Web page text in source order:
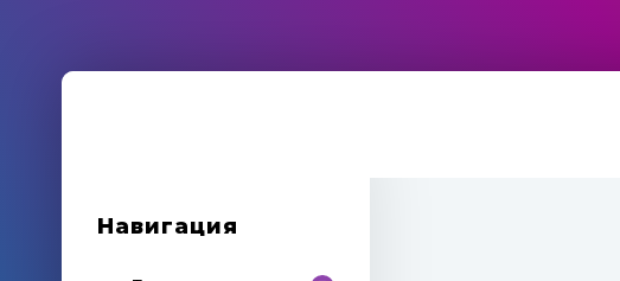
Навигация